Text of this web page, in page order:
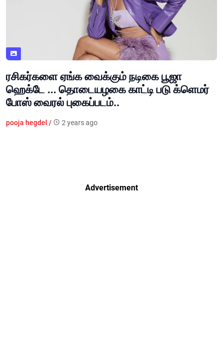
ரசிகர்களை ஏங்க வைக்கும் நடிகை பூஜா
ஹெக்டே ... தொடையழகை காட்டி படு க்ளெமர்
போஸ் வைரல் புகைப்படம்..
pooja hegdel / 2 years ago
Advertisement